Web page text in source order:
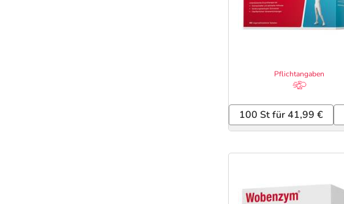
Pflichtangaben
100 St für 41,99 €